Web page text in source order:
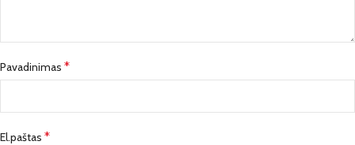
Pavadinimas *
El.paštas *